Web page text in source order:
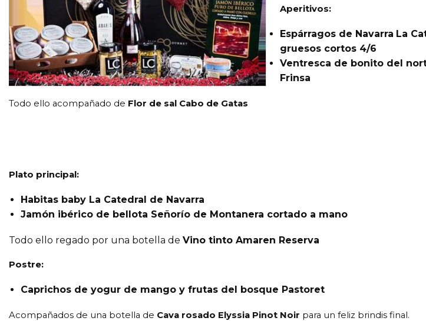
Aperitivos:
Espárragos de Navarra La
gruesos cortos 4/6
Ventresca de bonito del
Frinsa
Todo ello acompañado de Flor de sal Cabo de Gatas
Plato principal:
Habitas baby La Catedral de Navarra
Jamón ibérico de bellota Señorío de Montanera cortado a mano
Todo ello regado por una botella de Vino tinto Amaren Reserva
Postre:
Caprichos de yogur de mango y frutas del bosque Pastoret
Acompañados de una botella de Cava rosado Elyssia Pinot Noir para un feliz brindis final.